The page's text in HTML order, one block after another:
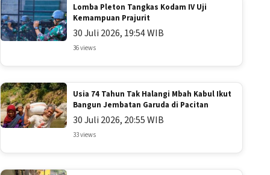
Lomba Pleton Tangkas Kodam IV Uji
Kemampuan Prajurit
30 Juli 2026, 19:54 WIB
36 views
Usia 74 Tahun Tak Halangi Mbah Kabul Ikut
Bangun Jembatan Garuda di Pacitan
30 Juli 2026, 20:55 WIB
33 views